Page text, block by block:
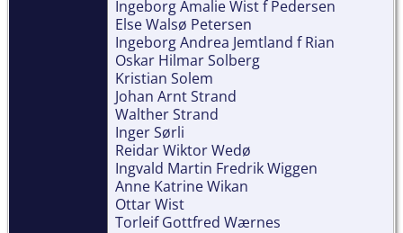
Ingeborg Amalie Wist f Pedersen
Else Walsø Petersen
Ingeborg Andrea Jemtland f Rian
Oskar Hilmar Solberg
Kristian Solem
Johan Arnt Strand
Walther Strand
Inger Sørli
Reidar Wiktor Wedø
Ingvald Martin Fredrik Wiggen
Anne Katrine Wikan
Ottar Wist
Torleif Gottfred Wærnes